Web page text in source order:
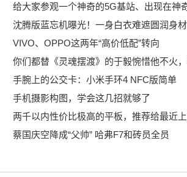
给大家参观一个神奇的5G基站、出现在神
沈腾版蓝忘机曝光！一身白衣难遮圆润身材
VIVO、OPPO这两年“高价低配”转向
你们都替《灵魂摆渡》的于毅惋惜他不火
手腕上的公交卡：小米手环4 NFC版简单
手机摄影构图，学会这几招就够了
两千以内性价比极高的平板，推荐给最近
蔡国庆空降成“父帅” 哈弗F7和砖员全员